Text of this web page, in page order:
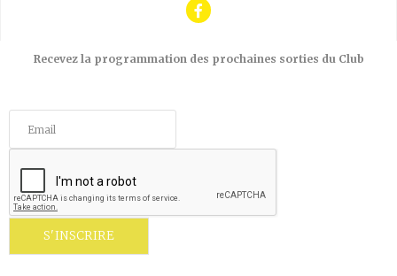
Recevez la programmation des prochaines sorties du Club